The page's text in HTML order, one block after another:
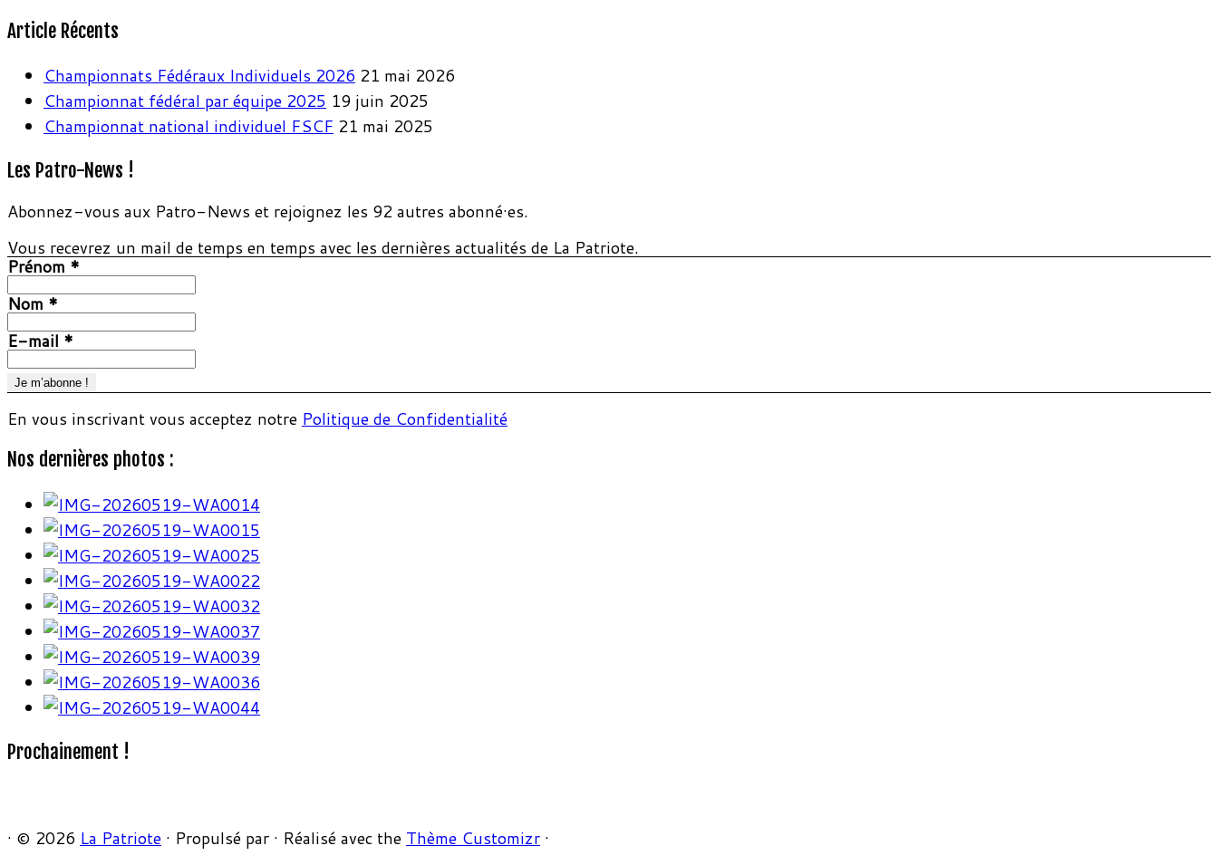
Article Récents
Championnats Fédéraux Individuels 2026 21 mai 2026
Championnat fédéral par équipe 2025 19 juin 2025
Championnat national individuel FSCF 21 mai 2025
Les Patro-News !
Abonnez-vous aux Patro-News et rejoignez les 92 autres abonné·es.
Vous recevrez un mail de temps en temps avec les dernières actualités de La Patriote.
Prénom *
Nom *
E-mail *
En vous inscrivant vous acceptez notre Politique de Confidentialité
Nos dernières photos :
Prochainement !
· © 2026 La Patriote · Propulsé par · Réalisé avec the Thème Customizr ·